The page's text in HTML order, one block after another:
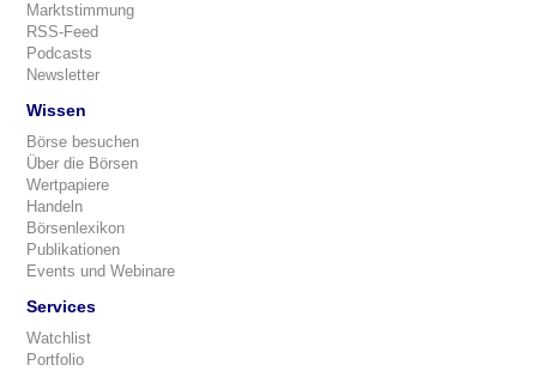
Marktstimmung
RSS-Feed
Podcasts
Newsletter
Wissen
Börse besuchen
Über die Börsen
Wertpapiere
Handeln
Börsenlexikon
Publikationen
Events und Webinare
Services
Watchlist
Portfolio